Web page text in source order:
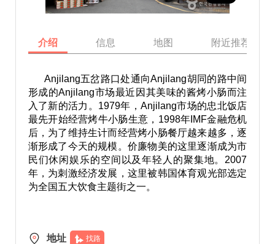
介绍 信息 地图 附近推荐景点
Anjilang五岔路口处通向Anjilang胡同的路中间
形成的Anjilang市场最近因其美味的酱烤小肠而注
入了新的活力。1979年，Anjilang市场的忠北饭店
最先开始经营烤牛小肠生意，1998年IMF金融危机
后，为了维持生计而经营烤小肠餐厅越来越多，逐
渐形成了今天的规模。价廉物美的这里逐渐成为市
民们休闲娱乐的空间以及年轻人的聚集地。2007
年，为刺激经济发展，这里被韩国体育观光部选定
为全国五大饮食主题街之一。
地址 找路